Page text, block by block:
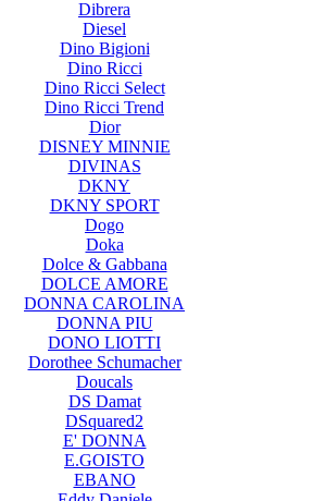
Dibrera
Diesel
Dino Bigioni
Dino Ricci
Dino Ricci Select
Dino Ricci Trend
Dior
DISNEY MINNIE
DIVINAS
DKNY
DKNY SPORT
Dogo
Doka
Dolce & Gabbana
DOLCE AMORE
DONNA CAROLINA
DONNA PIU
DONO LIOTTI
Dorothee Schumacher
Doucals
DS Damat
DSquared2
E' DONNA
E.GOISTO
EBANO